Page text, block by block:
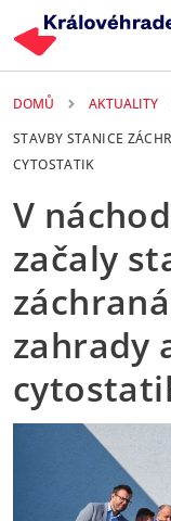
DOMŮ AKTUALITY
STAVBY STANICE
CYTOSTATIK
V
začaly
zahrady
20. 03. 2026